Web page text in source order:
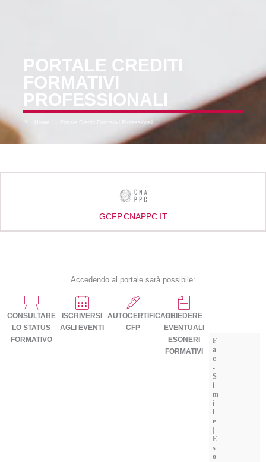
PORTALE CREDITI
FORMATIVI
PROFESSIONALI
Portale Crediti Formativi Professionali
GCFP.CNAPPC.IT
Accedendo al portale sarà possibile:
CONSULTARE
LO STATUS
FORMATIVO
ISCRIVERSI
AGLI EVENTI
AUTOCERTIFICARE
CFP
CHIEDERE
EVENTUALI
ESONERI
FORMATIVI
F
a
c
-
S
i
m
i
l
e
|
E
s
o